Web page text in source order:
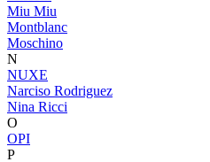
Miu Miu
Montblanc
Moschino
N
NUXE
Narciso Rodriguez
Nina Ricci
O
OPI
P